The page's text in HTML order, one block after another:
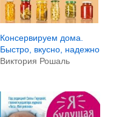
Консервируем дома.
Быстро, вкусно, надежно
Виктория Рошаль